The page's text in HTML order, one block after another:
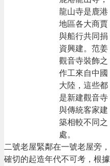
龍山寺是鹿港
地區各大商賈
與船行共同捐
資興建。范姜
觀音寺裝飾之
作工來自中國
大陸，這些都
是新建觀音寺
與傳統客家建
築相較不同之
處。
二號老屋緊鄰在一號老屋旁，
確切的起造年代不可考，根據